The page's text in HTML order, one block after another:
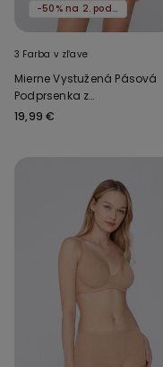
-50% na 2. podprsenku
3 Farba v zľave
Mierne Vystužená Pásová
Podprsenka z
Recyklovaného
19,99 €